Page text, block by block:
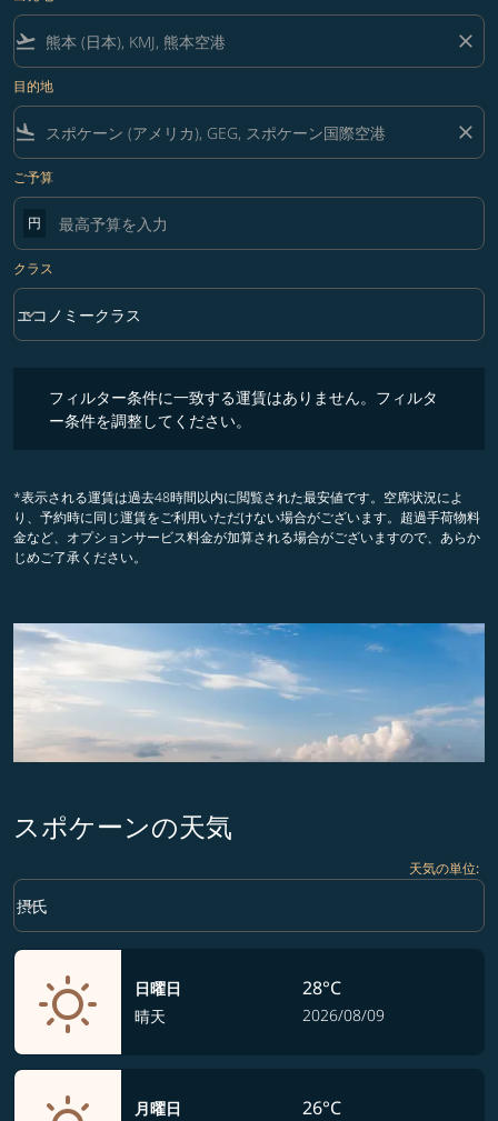
flight_takeoff close
目的地
flight_land close
ご予算
円
クラス
クラス option エコノミークラス Selected
エコノミークラス
keyboard_arrow_down
フィルター条件に一致する運賃はありません。フィルタ
ー条件を調整してください。
*表示される運賃は過去48時間以内に閲覧された最安値です。空席状況によ
り、予約時に同じ運賃をご利用いただけない場合がございます。超過手荷物料
金など、オプションサービス料金が加算される場合がございますので、あらか
じめご了承ください。
スポケーンの天気
天気の単位:
Weather unit option 摂氏 Selected
摂氏
keyboard_arrow_down
日曜日
晴天
28°C
2026/08/09
月曜日 26°C